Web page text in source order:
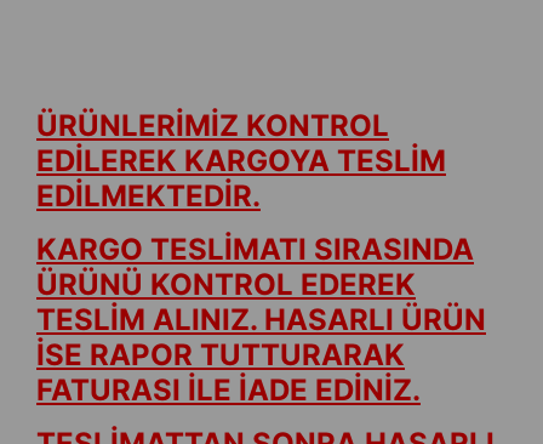
ÜRÜNLERİMİZ KONTROL
EDİLEREK KARGOYA TESLİM
EDİLMEKTEDİR.
KARGO TESLİMATI SIRASINDA
ÜRÜNÜ KONTROL EDEREK
TESLİM ALINIZ. HASARLI ÜRÜN
İSE RAPOR TUTTURARAK
FATURASI İLE İADE EDİNİZ.